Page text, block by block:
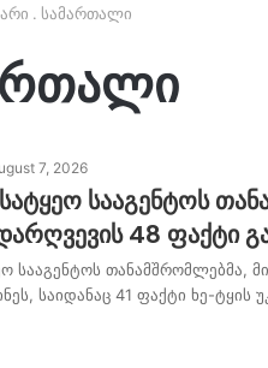
. სამართალი
7, 2026
სააგენტოს
48 ფაქტი
სააგენტოს თანამშრომლებმა,
საიდანაც 41 ფაქტი ხე-ტყის